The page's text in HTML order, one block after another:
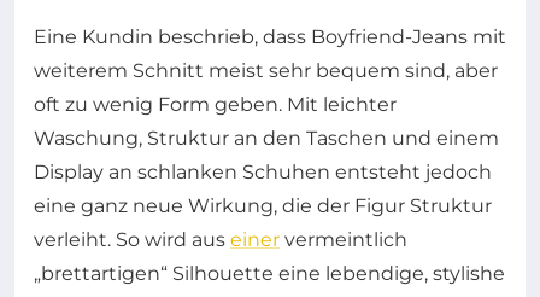
Eine Kundin beschrieb, dass Boyfriend-Jeans mit
weiterem Schnitt meist sehr bequem sind, aber
oft zu wenig Form geben. Mit leichter
Waschung, Struktur an den Taschen und einem
Display an schlanken Schuhen entsteht jedoch
eine ganz neue Wirkung, die der Figur Struktur
verleiht. So wird aus einer vermeintlich
„brettartigen“ Silhouette eine lebendige, stylishe